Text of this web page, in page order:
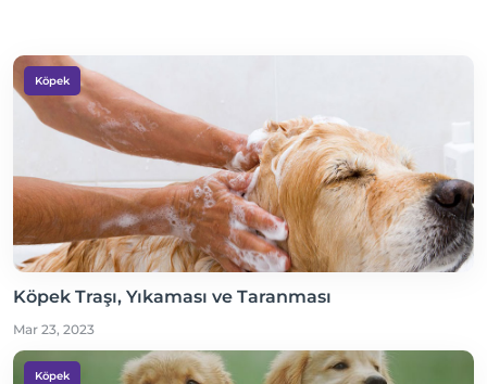
Köpek
Köpek Traşı, Yıkaması ve Taranması
Mar 23, 2023
Köpek